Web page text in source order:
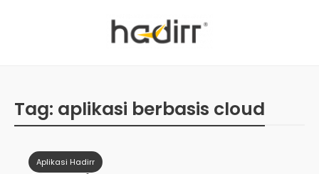
Tag: aplikasi berbasis cloud
Aplikasi Hadirr